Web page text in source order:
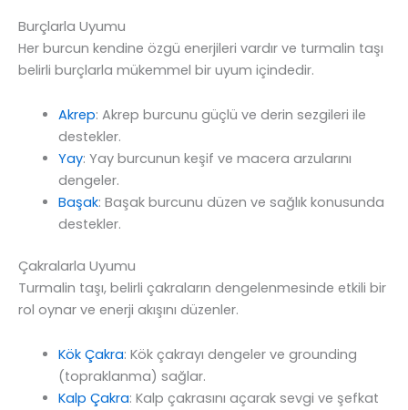
Burçlarla Uyumu
Her burcun kendine özgü enerjileri vardır ve turmalin taşı
belirli burçlarla mükemmel bir uyum içindedir.
Akrep: Akrep burcunu güçlü ve derin sezgileri ile
destekler.
Yay: Yay burcunun keşif ve macera arzularını
dengeler.
Başak: Başak burcunu düzen ve sağlık konusunda
destekler.
Çakralarla Uyumu
Turmalin taşı, belirli çakraların dengelenmesinde etkili bir
rol oynar ve enerji akışını düzenler.
Kök Çakra: Kök çakrayı dengeler ve grounding
(topraklanma) sağlar.
Kalp Çakra: Kalp çakrasını açarak sevgi ve şefkat